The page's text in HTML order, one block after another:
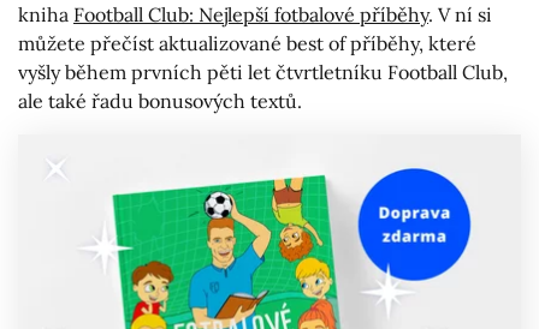
kniha Football Club: Nejlepší fotbalové příběhy. V ní si
můžete přečíst aktualizované best of příběhy, které
vyšly během prvních pěti let čtvrtletníku Football Club,
ale také řadu bonusových textů.